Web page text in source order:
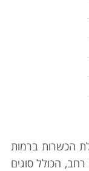
הכשרות ברמות
רחב, הכולל סוגים